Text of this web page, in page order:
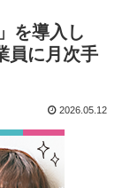
を導入し
員に月次手
2026.05.12